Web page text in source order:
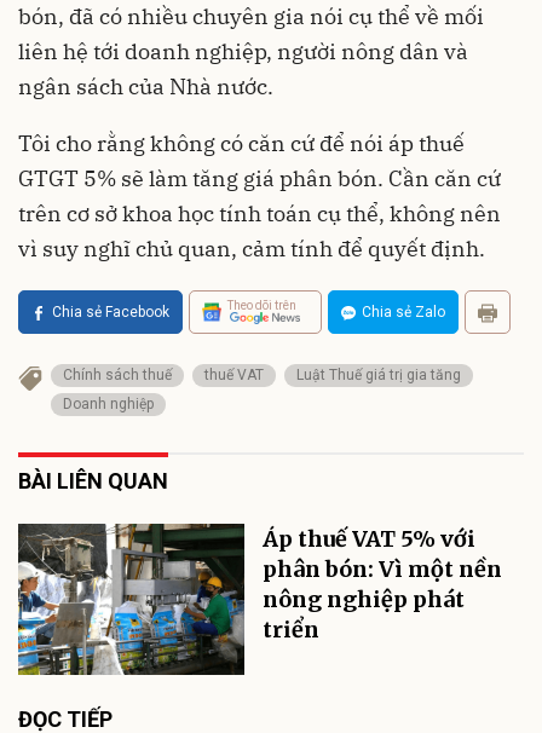
bón, đã có nhiều chuyên gia nói cụ thể về mối
liên hệ tới doanh nghiệp, người nông dân và
ngân sách của Nhà nước.
Tôi cho rằng không có căn cứ để nói áp thuế
GTGT 5% sẽ làm tăng giá phân bón. Cần căn cứ
trên cơ sở khoa học tính toán cụ thể, không nên
vì suy nghĩ chủ quan, cảm tính để quyết định.
Chia sẻ Facebook Theo dõi trên Chia sẻ Zalo
Chính sách thuế thuế VAT
Luật Thuế giá trị gia tăng
Doanh nghiệp
BÀI LIÊN QUAN
Áp thuế VAT 5% với
phân bón: Vì một nền
nông nghiệp phát
triển
ĐỌC TIẾP